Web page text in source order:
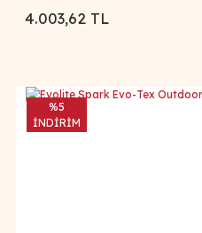
4.003,62 TL
%5
İNDİRİM